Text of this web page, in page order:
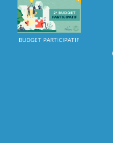
BUDGET PARTICIPATIF